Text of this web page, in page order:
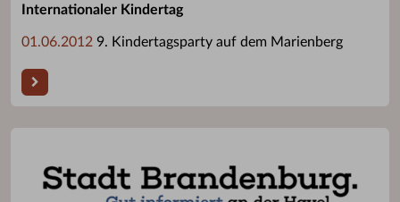
Internationaler Kindertag
01.06.2012 9. Kindertagsparty auf dem Marienberg